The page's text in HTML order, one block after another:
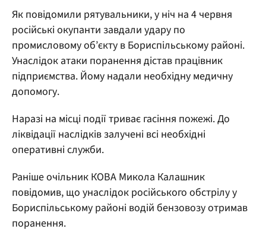
Як повідомили рятувальники, у ніч на 4 червня
російські окупанти завдали удару по
промисловому об’єкту в Бориспільському районі.
Унаслідок атаки поранення дістав працівник
підприємства. Йому надали необхідну медичну
допомогу.
Наразі на місці події триває гасіння пожежі. До
ліквідації наслідків залучені всі необхідні
оперативні служби.
Раніше очільник КОВА Микола Калашник
повідомив, що унаслідок російського обстрілу у
Бориспільському районі водій бензовозу отримав
поранення.